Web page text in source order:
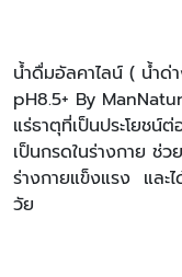
น้ำดื่มอัลคาไลน์ ( น้ำด่
pH8.5+ By
แร่ธาตุที่เป็นประโยช
เป็นกรดในร่างกาย ช่
ร่างกายแข็งแรง และ
วัย